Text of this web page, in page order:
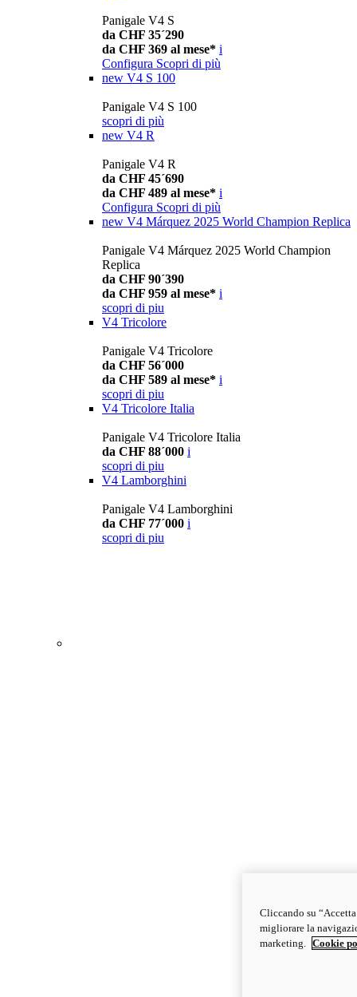
Panigale V4 S
da CHF 35´290
da CHF 369 al mese* i
Configura Scopri di più
new V4 S 100
Panigale V4 S 100
scopri di più
new V4 R
Panigale V4 R
da CHF 45´690
da CHF 489 al mese* i
Configura Scopri di più
new V4 Márquez 2025 World Champion Replica
Panigale V4 Márquez 2025 World Champion
Replica
da CHF 90´390
da CHF 959 al mese* i
scopri di piu
V4 Tricolore
Panigale V4 Tricolore
da CHF 56´000
da CHF 589 al mese* i
scopri di piu
V4 Tricolore Italia
Panigale V4 Tricolore Italia
da CHF 88´000 i
scopri di piu
V4 Lamborghini
Panigale V4 Lamborghini
da CHF 77´000 i
scopri di piu
Cliccando su
migliorare la
marketing.
Cookie